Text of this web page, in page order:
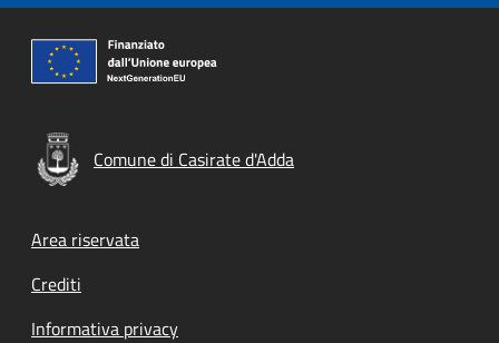
Comune di Casirate d'Adda
Footer menu
Area riservata
Crediti
Informativa privacy